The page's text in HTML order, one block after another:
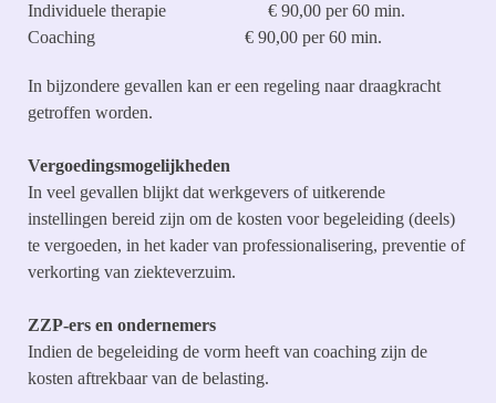
Individuele therapie € 90,00 per 60 min.
Coaching
€ 90,00 per 60 min.
In bijzondere gevallen kan er een regeling naar draagkracht
getroffen worden.
Vergoedingsmogelijkheden
In veel gevallen blijkt dat werkgevers of uitkerende
instellingen bereid zijn om de kosten voor begeleiding (deels)
te vergoeden, in het kader van professionalisering, preventie of
verkorting van ziekteverzuim.
ZZP-ers en ondernemers
Indien de begeleiding de vorm heeft van coaching zijn de
kosten aftrekbaar van de belasting.